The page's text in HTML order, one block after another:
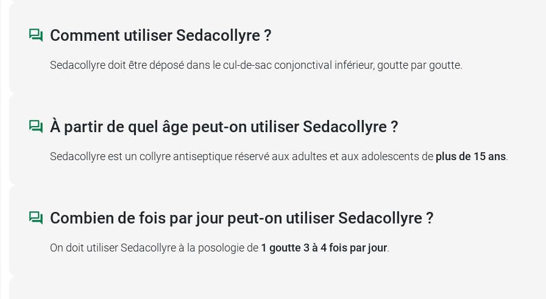
Le traitement par Sedacollyre est en moyenne de
Le traitement ne doit jamais dépasser 7 jours.
Contre indications de Sedacollyre
Sedacollyre présente des contre indications.
Comment utiliser Sedacollyre ?
Sedacollyre doit être déposé dans le cul-de-sac conjonctival inférieur, goutte par goutte.
À partir de quel âge peut-on utiliser Sedacollyre ?
Sedacollyre est un collyre antiseptique réservé aux adultes et aux adolescents de plus de 15 ans.
Combien de fois par jour peut-on utiliser Sedacollyre ?
On doit utiliser Sedacollyre à la posologie de 1 goutte 3 à 4 fois par jour.